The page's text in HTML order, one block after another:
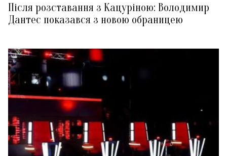
Після розставання з Кацуріною: Володимир
Дантес показався з новою обраницею